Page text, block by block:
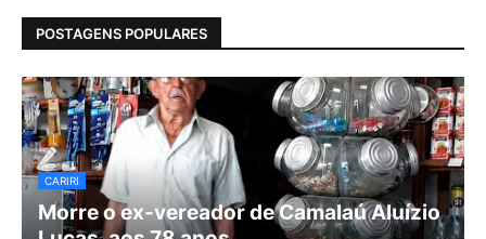
POSTAGENS POPULARES
CARIRI
Morre o ex-vereador de Camalaú Aluízio